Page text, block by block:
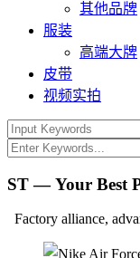
其他品牌
服装
高端大牌
皮带
视频实拍
ST — Your Best
Factory alliance,